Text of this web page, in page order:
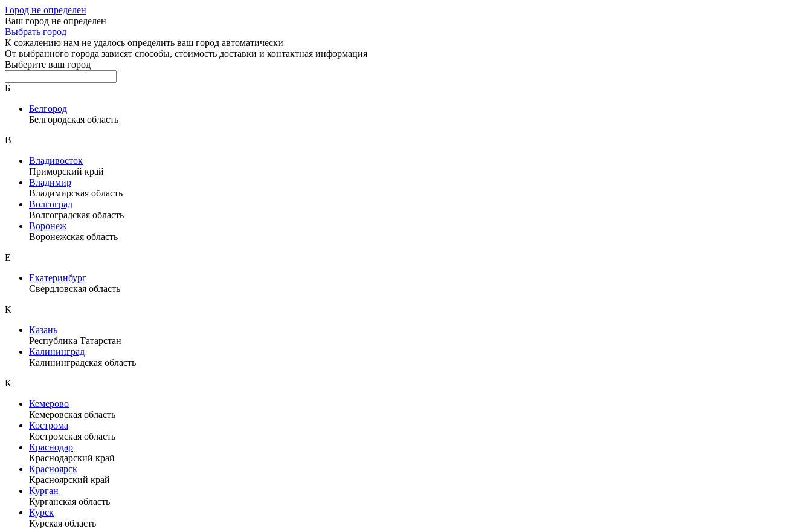
Город не определен
Ваш город не определен
Выбрать город
К сожалению нам не удалось определить ваш город автоматически
От выбранного города зависят способы, стоимость доставки и контактная информация
Выберите ваш город
Б
Белгород
Белгородская область
В
Владивосток
Приморский край
Владимир
Владимирская область
Волгоград
Волгоградская область
Воронеж
Воронежская область
Е
Екатеринбург
Свердловская область
К
Казань
Республика Татарстан
Калининград
Калининградская область
К
Кемерово
Кемеровская область
Кострома
Костромская область
Краснодар
Краснодарский край
Красноярск
Красноярский край
Курган
Курганская область
Курск
Курская область